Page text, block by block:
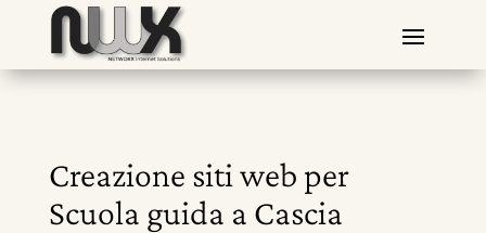
Creazione siti web per
Scuola guida a Cascia